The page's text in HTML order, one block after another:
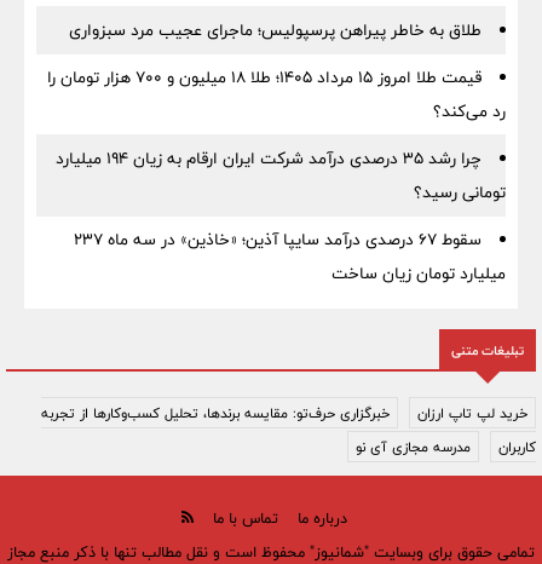
طلاق به خاطر پیراهن پرسپولیس؛ ماجرای عجیب مرد سبزواری
قیمت طلا امروز ۱۵ مرداد ۱۴۰۵؛ طلا ۱۸ میلیون و ۷۰۰ هزار تومان را
رد می‌کند؟
چرا رشد ۳۵ درصدی درآمد شرکت ایران ارقام به زیان ۱۹۴ میلیارد
تومانی رسید؟
سقوط ۶۷ درصدی درآمد سایپا آذین؛ «خاذین» در سه ماه ۲۳۷
میلیارد تومان زیان ساخت
تبلیغات متنی
خرید لپ تاپ ارزان
خبرگزاری حرف‌تو: مقایسه برندها، تحلیل کسب‌وکارها از تجربه
کاربران
مدرسه مجازی آی نو
درباره ما
تماس با ما
تمامی حقوق برای وبسایت "شمانیوز" محفوظ است و نقل مطالب تنها با ذکر منبع مجاز